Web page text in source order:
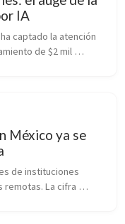
IA
captado la atención
de $2 mil
México ya se
de instituciones
remotas. La cifra